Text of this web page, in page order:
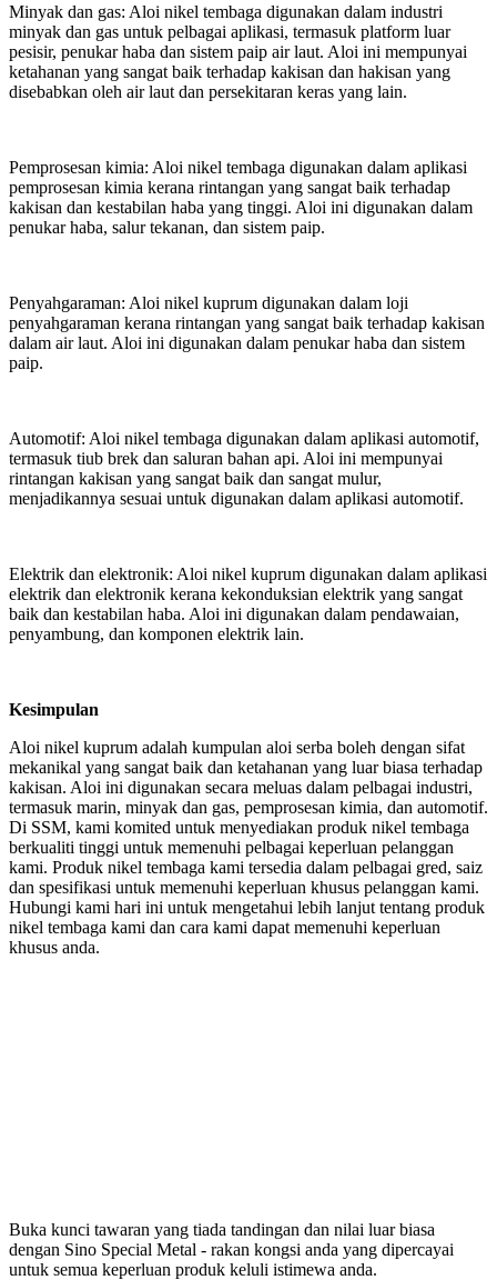
Minyak dan gas: Aloi nikel tembaga digunakan dalam industri
minyak dan gas untuk pelbagai aplikasi, termasuk platform luar
pesisir, penukar haba dan sistem paip air laut. Aloi ini mempunyai
ketahanan yang sangat baik terhadap kakisan dan hakisan yang
disebabkan oleh air laut dan persekitaran keras yang lain.
Pemprosesan kimia: Aloi nikel tembaga digunakan dalam aplikasi
pemprosesan kimia kerana rintangan yang sangat baik terhadap
kakisan dan kestabilan haba yang tinggi. Aloi ini digunakan dalam
penukar haba, salur tekanan, dan sistem paip.
Penyahgaraman: Aloi nikel kuprum digunakan dalam loji
penyahgaraman kerana rintangan yang sangat baik terhadap kakisan
dalam air laut. Aloi ini digunakan dalam penukar haba dan sistem
paip.
Automotif: Aloi nikel tembaga digunakan dalam aplikasi automotif,
termasuk tiub brek dan saluran bahan api. Aloi ini mempunyai
rintangan kakisan yang sangat baik dan sangat mulur,
menjadikannya sesuai untuk digunakan dalam aplikasi automotif.
Elektrik dan elektronik: Aloi nikel kuprum digunakan dalam aplikasi
elektrik dan elektronik kerana kekonduksian elektrik yang sangat
baik dan kestabilan haba. Aloi ini digunakan dalam pendawaian,
penyambung, dan komponen elektrik lain.
Kesimpulan
Aloi nikel kuprum adalah kumpulan aloi serba boleh dengan sifat
mekanikal yang sangat baik dan ketahanan yang luar biasa terhadap
kakisan. Aloi ini digunakan secara meluas dalam pelbagai industri,
termasuk marin, minyak dan gas, pemprosesan kimia, dan automotif.
Di SSM, kami komited untuk menyediakan produk nikel tembaga
berkualiti tinggi untuk memenuhi pelbagai keperluan pelanggan
kami. Produk nikel tembaga kami tersedia dalam pelbagai gred, saiz
dan spesifikasi untuk memenuhi keperluan khusus pelanggan kami.
Hubungi kami hari ini untuk mengetahui lebih lanjut tentang produk
nikel tembaga kami dan cara kami dapat memenuhi keperluan
khusus anda.
Buka kunci tawaran yang tiada tandingan dan nilai luar biasa
dengan Sino Special Metal - rakan kongsi anda yang dipercayai
untuk semua keperluan produk keluli istimewa anda.